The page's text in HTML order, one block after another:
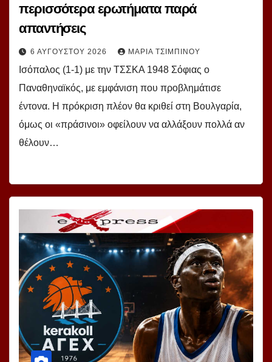
περισσότερα ερωτήματα παρά
απαντήσεις
6 ΑΥΓΟΎΣΤΟΥ 2026 ΜΑΡΊΑ ΤΣΙΜΠΙΝΟΎ
Ισόπαλος (1-1) με την ΤΣΣΚΑ 1948 Σόφιας ο
Παναθηναϊκός, με εμφάνιση που προβλημάτισε
έντονα. Η πρόκριση πλέον θα κριθεί στη Βουλγαρία,
όμως οι «πράσινοι» οφείλουν να αλλάξουν πολλά αν
θέλουν…